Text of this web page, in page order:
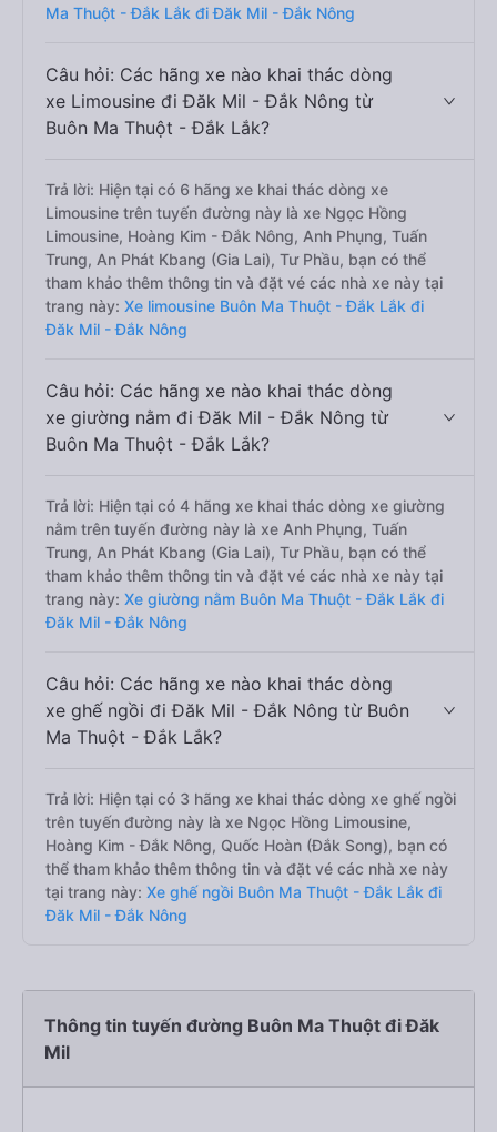
Ma Thuột - Đắk Lắk đi Đăk Mil - Đắk Nông
Câu hỏi: Các hãng xe nào khai thác dòng
xe Limousine đi Đăk Mil - Đắk Nông từ
Buôn Ma Thuột - Đắk Lắk?
Trả lời: Hiện tại có 6 hãng xe khai thác dòng xe
Limousine trên tuyến đường này là xe Ngọc Hồng
Limousine, Hoàng Kim - Đắk Nông, Anh Phụng, Tuấn
Trung, An Phát Kbang (Gia Lai), Tư Phầu, bạn có thể
tham khảo thêm thông tin và đặt vé các nhà xe này tại
trang này: Xe limousine Buôn Ma Thuột - Đắk Lắk đi
Đăk Mil - Đắk Nông
Câu hỏi: Các hãng xe nào khai thác dòng
xe giường nằm đi Đăk Mil - Đắk Nông từ
Buôn Ma Thuột - Đắk Lắk?
Trả lời: Hiện tại có 4 hãng xe khai thác dòng xe giường
nằm trên tuyến đường này là xe Anh Phụng, Tuấn
Trung, An Phát Kbang (Gia Lai), Tư Phầu, bạn có thể
tham khảo thêm thông tin và đặt vé các nhà xe này tại
trang này: Xe giường nằm Buôn Ma Thuột - Đắk Lắk đi
Đăk Mil - Đắk Nông
Câu hỏi: Các hãng xe nào khai thác dòng
xe ghế ngồi đi Đăk Mil - Đắk Nông từ Buôn
Ma Thuột - Đắk Lắk?
Trả lời: Hiện tại có 3 hãng xe khai thác dòng xe ghế ngồi
trên tuyến đường này là xe Ngọc Hồng Limousine,
Hoàng Kim - Đắk Nông, Quốc Hoàn (Đắk Song), bạn có
thể tham khảo thêm thông tin và đặt vé các nhà xe này
tại trang này: Xe ghế ngồi Buôn Ma Thuột - Đắk Lắk đi
Đăk Mil - Đắk Nông
Thông tin tuyến đường Buôn Ma Thuột đi Đăk
Mil